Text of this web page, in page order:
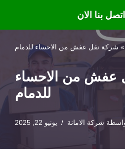
» شركة نقل عفش من الاحساء للدمام
عفش من الاحساء
للدمام
شركة الامانة يونيو 22, 2025
اتصل بنا الان